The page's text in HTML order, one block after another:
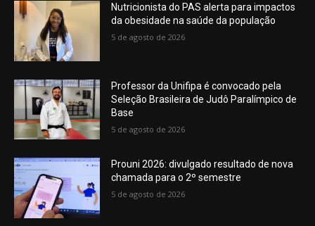
Nutricionista do PAS alerta para impactos
da obesidade na saúde da população
5 de agosto de 2026
Professor da Unifipa é convocado pela
Seleção Brasileira de Judô Paralímpico de
Base
5 de agosto de 2026
Prouni 2026: divulgado resultado de nova
chamada para o 2º semestre
5 de agosto de 2026